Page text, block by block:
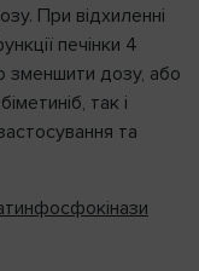
При відхиленні
печінки 4
зменшити дозу, або
так і
та